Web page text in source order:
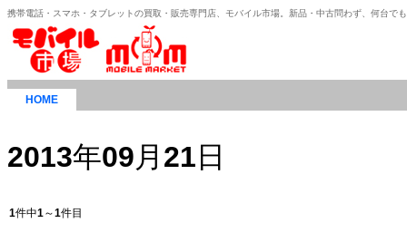
携帯電話・スマホ・タブレットの買取・販売専門店、モバイル市場。新品・中古問わず、何台で
HOME
2013年09月 21 日
1件中1～1件目